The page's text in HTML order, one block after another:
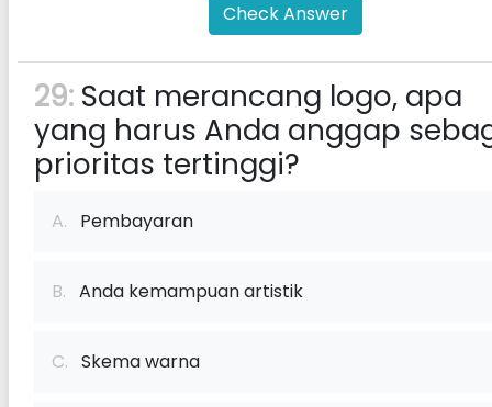
Check Answer
29: Saat merancang logo, apa
yang harus Anda anggap
prioritas tertinggi?
A. Pembayaran
B. Anda kemampuan artistik
C. Skema warna